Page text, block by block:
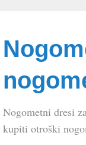
Nogometni dresi
kupiti otroški